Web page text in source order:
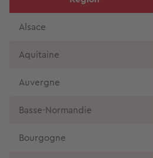
Alsace
Aquitaine
Auvergne
Basse-Normandie
Bourgogne